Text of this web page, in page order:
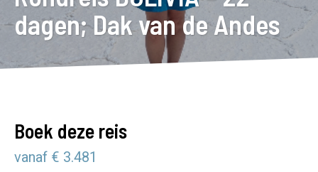
dagen; Dak van de Andes
Boek deze reis
vanaf € 3.481